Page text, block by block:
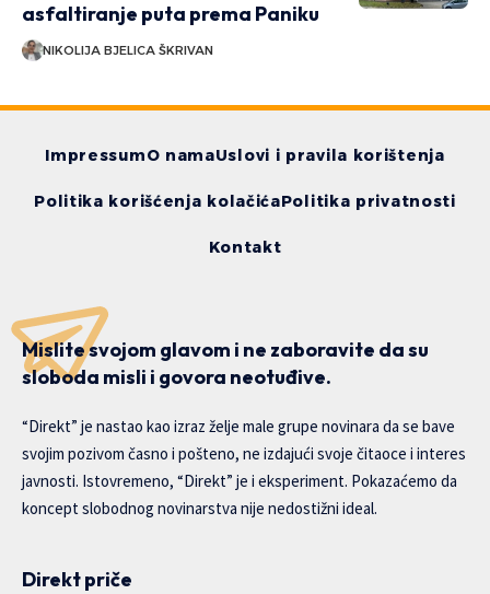
asfaltiranje puta prema Paniku
NIKOLIJA BJELICA ŠKRIVAN
ImpressumO namaUslovi i pravila korištenja
Politika korišćenja kolačićaPolitika privatnosti
Kontakt
Mislite svojom glavom i ne zaboravite da su
sloboda misli i govora neotuđive.
“Direkt” je nastao kao izraz želje male grupe novinara da se bave
svojim pozivom časno i pošteno, ne izdajući svoje čitaoce i interes
javnosti. Istovremeno, “Direkt” je i eksperiment. Pokazaćemo da
koncept slobodnog novinarstva nije nedostižni ideal.
Direkt priče